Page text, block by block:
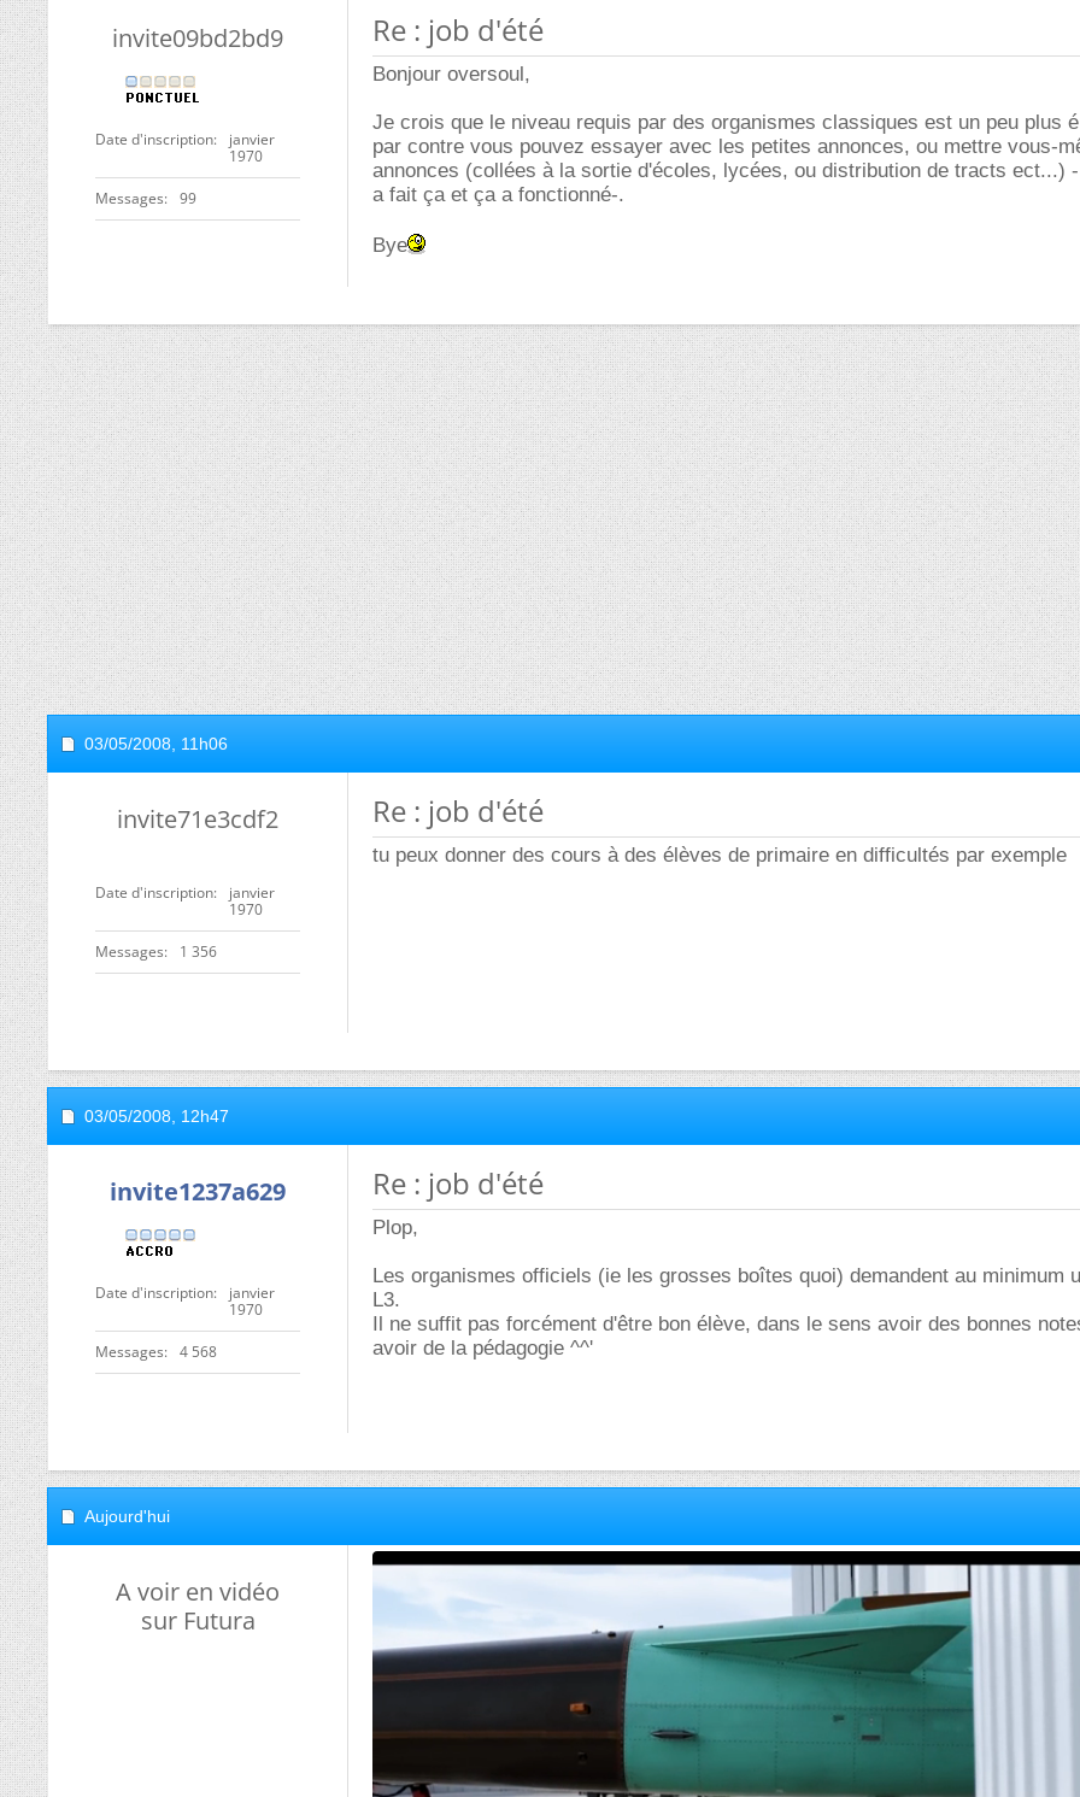
invite09bd2bd9
Date d'inscription
janvier
1970
Messages 99
Re : job d'été
Bonjour oversoul,
Je crois que le niveau requis par des organismes classiques est un peu plus
par contre vous pouvez essayer avec les petites annonces, ou mettre vous-
annonces (collées à la sortie d'écoles, lycées, ou distribution de tracts ect...)
a fait ça et ça a fonctionné-.
Bye
03/05/2008, 11h06
invite71e3cdf2
Date d'inscription
janvier
1970
Messages 1 356
Re : job d'été
tu peux donner des cours à des élèves de primaire en difficultés par exemple
03/05/2008, 12h47
invite1237a629
Date d'inscription
janvier
1970
Messages 4 568
Re : job d'été
Plop,
Les organismes officiels (ie les grosses boîtes quoi) demandent au minimum
L3.
Il ne suffit pas forcément d'être bon élève, dans le sens avoir des bonnes
avoir de la pédagogie ^^'
Aujourd'hui
A voir en vidéo
sur Futura